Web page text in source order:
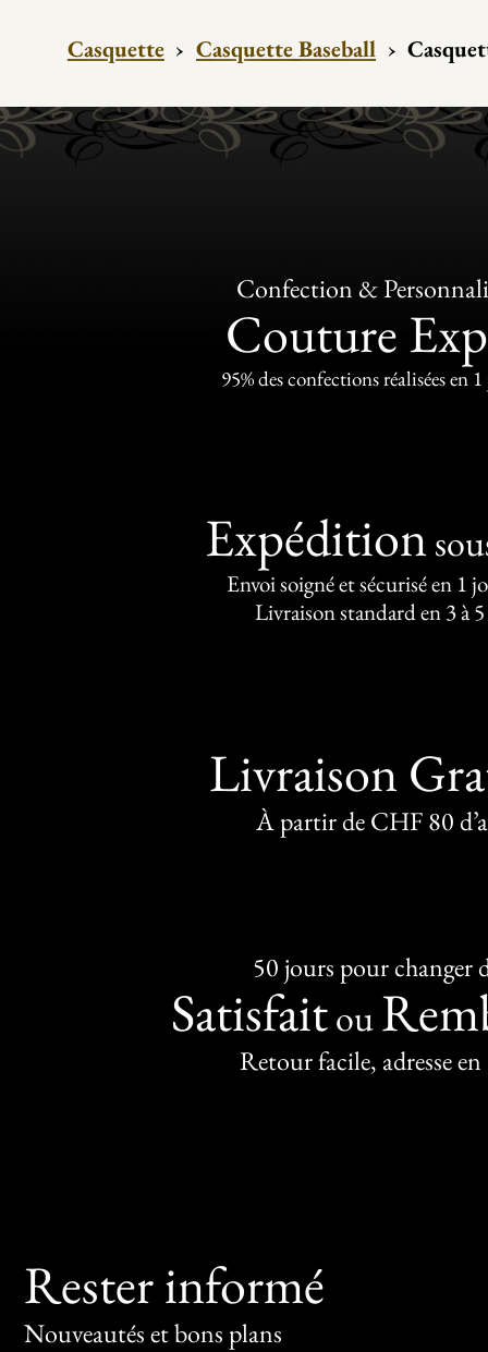
Casquette › Casquette Baseball ›
Confection &
Couture
95% des confections réalisées en
Expédition
Envoi soigné et sécurisé en 1
Livraison standard en 3 à
Livraison
À partir de CHF 80
50 jours pour changer
Satisfaitou
Retour facile, adresse en
Rester informé
Nouveautés et bons plans